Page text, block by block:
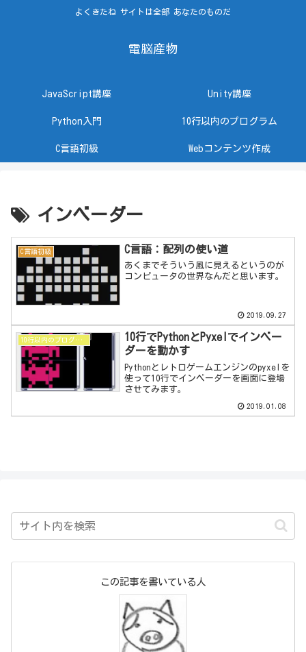
よくきたね サイトは全部 あなたのものだ
電脳産物
JavaScript講座 Unity講座
Python入門 10行以内のプログラム
C言語初級 Webコンテンツ作成
インベーダー
C言語初級 C言語：配列の使い道
あくまでそういう風に見えるというのが
コンピュータの世界なんだと思います。
2019.09.27
10行以内のプログラム
10行でPythonとPyxelでインベー
ダーを動かす
Pythonとレトロゲームエンジンのpyxelを
使って10行でインベーダーを画面に登場
させてみます。
2019.01.08
この記事を書いている人